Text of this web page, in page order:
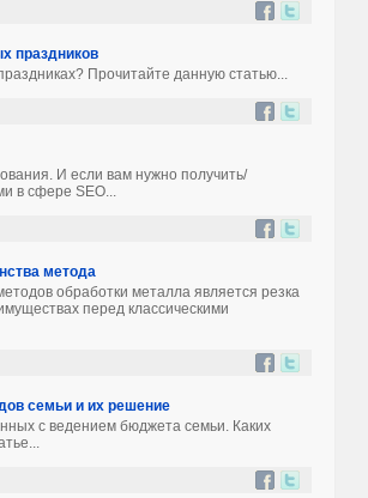
праздников
Прочитайте данную статью...
И если вам нужно получить/
в сфере SEO...
метода
обработки металла является резка
перед классическими
семьи и их решение
с ведением бюджета семьи. Каких